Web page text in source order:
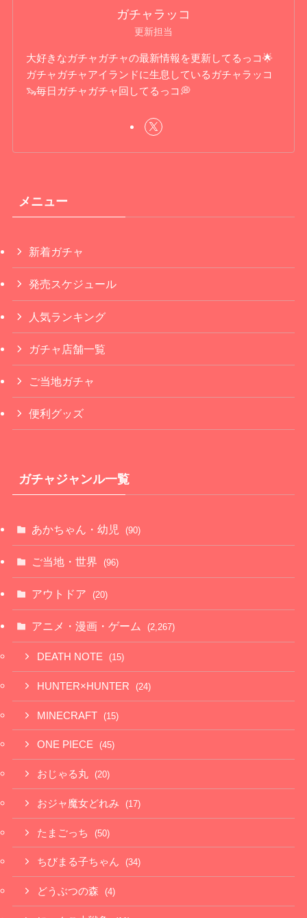
ガチャラッコ
更新担当
大好きなガチャガチャの最新情報を更新してるっコ🌟
ガチャガチャアイランドに生息しているガチャラッコ
🦦毎日ガチャガチャ回してるっコ💭
メニュー
新着ガチャ
発売スケジュール
人気ランキング
ガチャ店舗一覧
ご当地ガチャ
便利グッズ
ガチャジャンル一覧
あかちゃん・幼児 (90)
ご当地・世界 (96)
アウトドア (20)
アニメ・漫画・ゲーム (2,267)
DEATH NOTE (15)
HUNTER×HUNTER (24)
MINECRAFT (15)
ONE PIECE (45)
おじゃる丸 (20)
おジャ魔女どれみ (17)
たまごっち (50)
ちびまる子ちゃん (34)
どうぶつの森 (4)